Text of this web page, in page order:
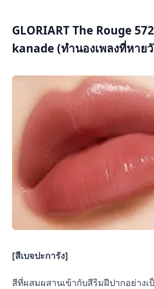
GLORIART The Rouge
kanade (ทำนองเพลงที่หาย
[สีเบจปะการัง]
สีที่ผสมผสานเข้ากับสีริมฝีปากอย่างเ